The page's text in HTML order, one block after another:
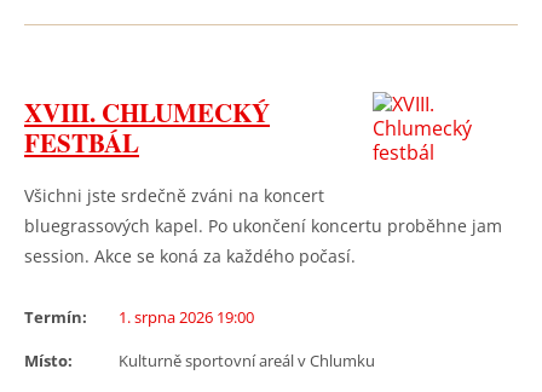
XVIII. CHLUMECKÝ
FESTBÁL
Všichni jste srdečně zváni na koncert
bluegrassových kapel. Po ukončení koncertu proběhne jam
session. Akce se koná za každého počasí.
Termín:
1. srpna 2026 19:00
Místo:
Kulturně sportovní areál v Chlumku